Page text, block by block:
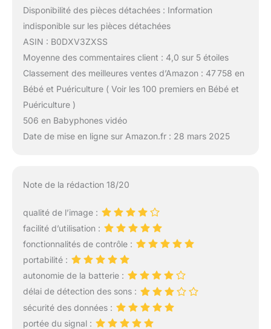
Disponibilité des pièces détachées : Information
indisponible sur les pièces détachées
ASIN : B0DXV3ZXSS
Moyenne des commentaires client : 4,0 sur 5 étoiles
Classement des meilleures ventes d’Amazon : 47 758 en
Bébé et Puériculture ( Voir les 100 premiers en Bébé et
Puériculture )
506 en Babyphones vidéo
Date de mise en ligne sur Amazon.fr : 28 mars 2025
Note de la rédaction 18/20
qualité de l’image :
facilité d’utilisation :
fonctionnalités de contrôle :
portabilité :
autonomie de la batterie :
délai de détection des sons :
sécurité des données :
portée du signal :